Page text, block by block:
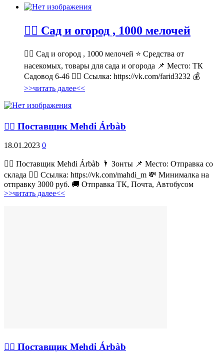
💁‍♂ Сад и огород , 1000 мелочей
💁‍♂ Сад и огород , 1000 мелочей ⭐ Средства от
насекомых, товары для сада и огорода 📌 Место: ТК
Садовод 6-46 👉🏻 Ссылка: https://vk.com/farid3232 💰
>>читать далее<<
💁‍♂ Поставщик Mehdi Árbàb
18.01.2023 0
💁‍♂ Поставщик Mehdi Árbàb 🌂 Зонты 📌 Место: Отправка со
склада 👉🏻 Ссылка: https://vk.com/mahdi_m 💸 Минималка на
отправку 3000 руб. 🚚 Отправка ТК, Почта, Автобусом
>>читать далее<<
💁‍♂ Поставщик Mehdi Árbàb